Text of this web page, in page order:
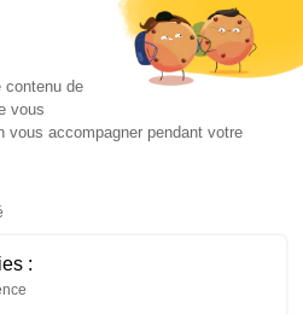
Mentions Légales
contenu de
vous
vous accompagner pendant votre
: